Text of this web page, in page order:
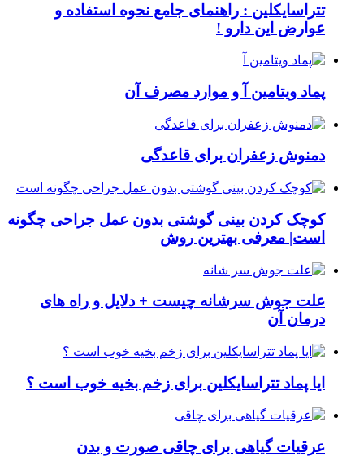
تتراسایکلین : راهنمای جامع نحوه استفاده و
عوارض این دارو !
پماد ویتامین آ و موارد مصرف آن
دمنوش زعفران برای قاعدگی
کوچک کردن بینی گوشتی بدون عمل جراحی چگونه
است| معرفی بهترین روش
علت جوش سرشانه چیست + دلایل و راه های
درمان آن
ایا پماد تتراسایکلین برای زخم بخیه خوب است ؟
عرقیات گیاهی برای چاقی صورت و بدن